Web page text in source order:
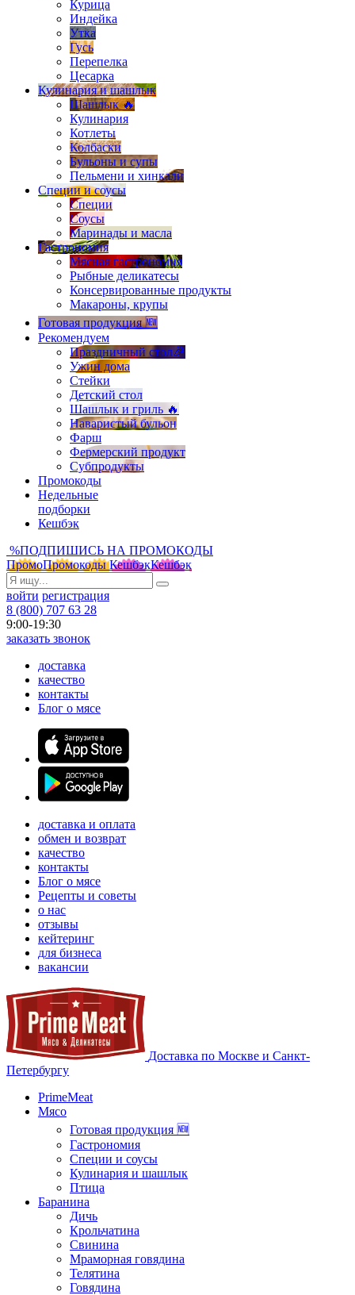
Курица
Индейка
Утка
Гусь
Перепелка
Цесарка
Кулинария и шашлык
Шашлык 🔥
Кулинария
Котлеты
Колбаски
Бульоны и супы
Пельмени и хинкали
Специи и соусы
Специи
Соусы
Маринады и масла
Гастрономия
Мясная гастрономия
Рыбные деликатесы
Консервированные продукты
Макароны, крупы
Готовая продукция 🆕
Рекомендуем
Праздничный стол🎉
Ужин дома
Стейки
Детский стол
Шашлык и гриль 🔥
Наваристый бульон
Фарш
Фермерский продукт
Субпродукты
Промокоды
Недельные
подборки
Кешбэк
%ПОДПИШИСЬ НА ПРОМОКОДЫ
ПромоПромокоды КешбэкКешбэк
войти регистрация
8 (800) 707 63 28
9:00-19:30
заказать звонок
доставка
качество
контакты
Блог о мясе
доставка и оплата
обмен и возврат
качество
контакты
Блог о мясе
Рецепты и советы
о нас
отзывы
кейтеринг
для бизнеса
вакансии
Доставка по Москве и Санкт-
Петербургу
PrimeMeat
Мясо
Готовая продукция 🆕
Гастрономия
Специи и соусы
Кулинария и шашлык
Птица
Баранина
Дичь
Крольчатина
Свинина
Мраморная говядина
Телятина
Говядина